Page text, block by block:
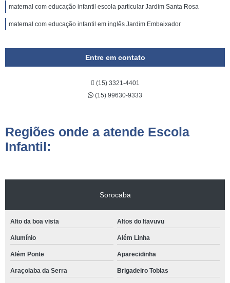
maternal com educação infantil escola particular Jardim Santa Rosa
maternal com educação infantil em inglês Jardim Embaixador
Entre em contato
(15) 3321-4401
(15) 99630-9333
Regiões onde a atende Escola
Infantil:
Sorocaba
Alto da boa vista Altos do Itavuvu
Alumínio Além Linha
Além Ponte Aparecidinha
Araçoiaba da Serra Brigadeiro Tobias